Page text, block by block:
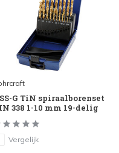
G TiN spiraalborenset
338 1-10 mm 19-delig
Vergelijk